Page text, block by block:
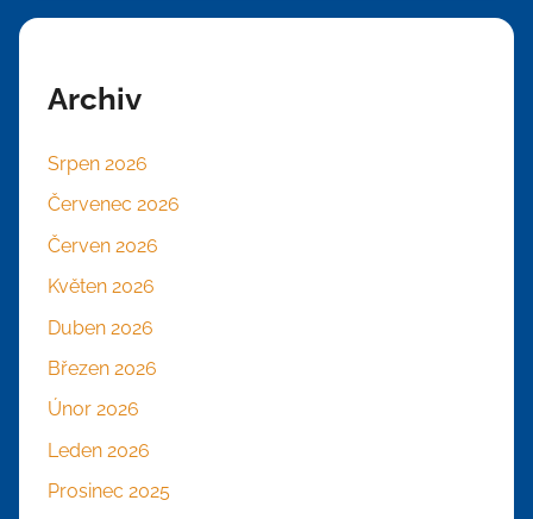
Archiv
Srpen 2026
Červenec 2026
Červen 2026
Květen 2026
Duben 2026
Březen 2026
Únor 2026
Leden 2026
Prosinec 2025